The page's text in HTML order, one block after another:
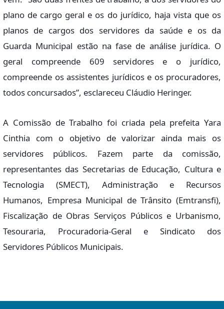
plano de cargo geral e os do jurídico, haja vista que os
planos de cargos dos servidores da saúde e os da
Guarda Municipal estão na fase de análise jurídica. O
geral compreende 609 servidores e o jurídico,
compreende os assistentes jurídicos e os procuradores,
todos concursados”, esclareceu Cláudio Heringer.
A Comissão de Trabalho foi criada pela prefeita Yara
Cinthia com o objetivo de valorizar ainda mais os
servidores públicos. Fazem parte da comissão,
representantes das Secretarias de Educação, Cultura e
Tecnologia (SMECT), Administração e Recursos
Humanos, Empresa Municipal de Trânsito (Emtransfi),
Fiscalização de Obras Serviços Públicos e Urbanismo,
Tesouraria, Procuradoria-Geral e Sindicato dos
Servidores Públicos Municipais.